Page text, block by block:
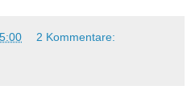
2 Kommentare: